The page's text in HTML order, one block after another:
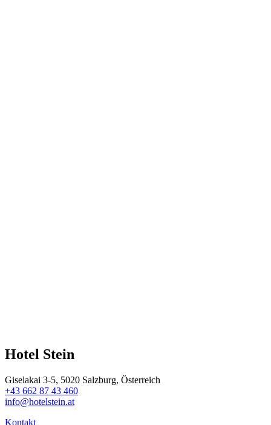
Hotel Stein
Giselakai 3-5, 5020 Salzburg, Österreich
+43 662 87 43 460
info@hotelstein.at
Kontakt